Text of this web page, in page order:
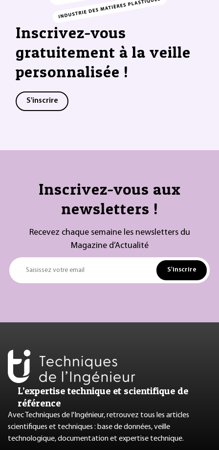
Inscrivez-vous
gratuitement à la veille
personnalisée !
S'inscrire
Inscrivez-vous aux
newsletters !
Recevez chaque semaine les newsletters du
Magazine d’Actualité
Saisissez votre email S'inscrire
L’expertise technique et scientifique de
référence
Avec Techniques de l'Ingénieur, retrouvez tous les articles
scientifiques et techniques : base de données, veille
technologique, documentation et expertise technique.